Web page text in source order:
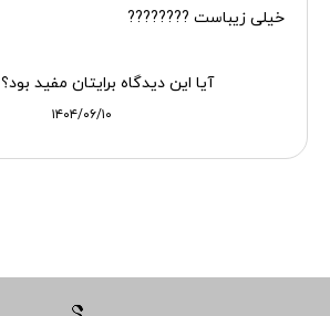
خیلی زیباست ????????
۱۴۰۴/۰۶/۱۰
آیا این دیدگاه برایتان مفید بود؟